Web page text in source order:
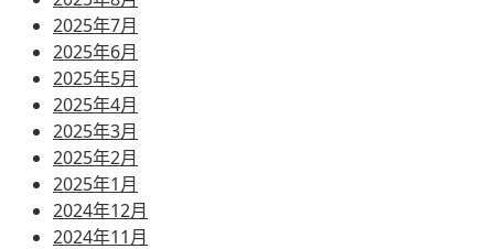
2025年7月
2025年6月
2025年5月
2025年4月
2025年3月
2025年2月
2025年1月
2024年12月
2024年11月